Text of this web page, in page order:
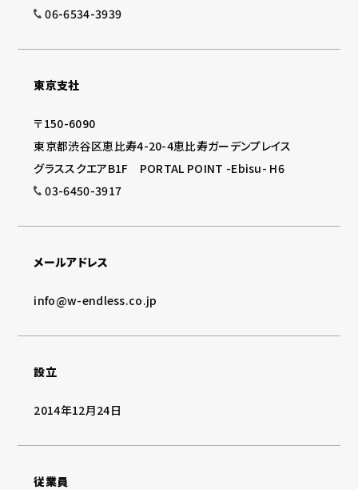
06-6534-3939
東京支社
〒150-6090
東京都渋谷区恵比寿4-20-4恵比寿ガーデンプレイス
グラススクエアB1F PORTAL POINT -Ebisu- H6
03-6450-3917
メールアドレス
info@w-endless.co.jp
設立
2014年12月24日
従業員